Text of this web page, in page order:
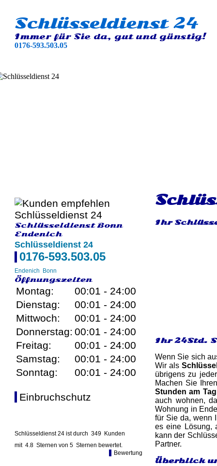
Schlüsseldienst 24
Immer für Sie da, gut und günstig!
0176-593.503.05
Schlüsseldienst Bonn
Endenich
Schlüsseldienst 24
0176-593.503.05
Endenich Bonn
Öffnungszeiten
Montag:
00:01 - 24:00
Dienstag:
00:01 - 24:00
Mittwoch:
00:01 - 24:00
Donnerstag: 00:01 - 24:00
Freitag:
00:01 - 24:00
Samstag:
00:01 - 24:00
Sonntag:
00:01 - 24:00
Einbruchschutz
Schlüsseldienst 24 ist durch 349 Kunden
mit 4.8 Sternen von 5 Sternen bewertet.
Bewertung
Ihr
Ihr 24Std.
Wenn Sie sich
Wir als
übrigens zu
Machen Sie
Stunden am
auch wohnen,
Wohnung in
für Sie da, wenn
es eine Lösung,
kann der
Partner.
Überblick